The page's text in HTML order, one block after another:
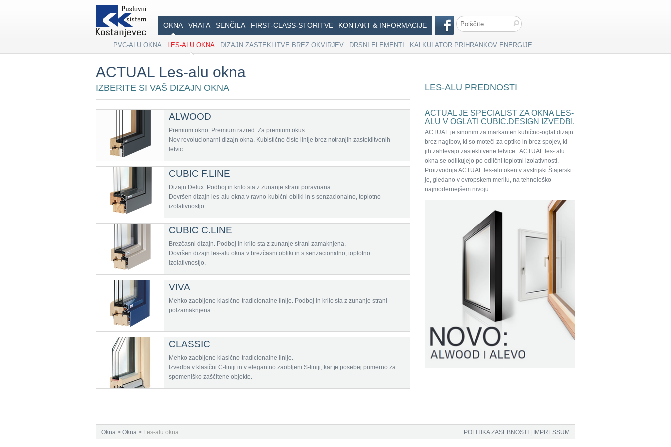
OKNA
KALKULATOR PRIHRANKOV ENERGIJE
DRSNI ELEMENTI
DIZAJN ZASTEKLITVE BREZ OKVIRJEV
LES-ALU OKNA
PVC-ALU OKNA
VRATA SENČILA FIRST-CLASS-STORITVE KONTAKT & INFORMACIJE
ACTUAL Les-alu okna
IZBERITE SI VAŠ DIZAJN OKNA
ALWOOD
Premium okno. Premium razred. Za premium okus.
Nov revolucionarni dizajn okna. Kubistično čiste linije brez notranjih zasteklitvenih
letvic.
CUBIC F.LINE
Dizajn Delux. Podboj in krilo sta z zunanje strani poravnana.
Dovršen dizajn les-alu okna v ravno-kubični obliki in s senzacionalno, toplotno
izolativnostjo.
CUBIC C.LINE
Brezčasni dizajn. Podboj in krilo sta z zunanje strani zamaknjena.
Dovršen dizajn les-alu okna v brezčasni obliki in s senzacionalno, toplotno
izolativnostjo.
VIVA
Mehko zaobljene klasično-tradicionalne linije. Podboj in krilo sta z zunanje strani
polzamaknjena.
CLASSIC
Mehko zaobljene klasično-tradicionalne linije.
Izvedba v klasični C-liniji in v elegantno zaobljeni S-liniji, kar je posebej primerno za
spomeniško zaščitene objekte.
LES-ALU PREDNOSTI
ACTUAL JE SPECIALIST ZA OKNA LES-
ALU V OGLATI CUBIC.DESIGN IZVEDBI.
ACTUAL je sinonim za markanten kubično-oglat dizajn
brez nagibov, ki so moteči za optiko in brez spojev, ki
jih zahtevajo zasteklitvene letvice. ACTUAL les- alu
okna se odlikujejo po odlični toplotni izolativnosti.
Proizvodnja ACTUAL les-alu oken v avstrijski Štajerski
je, gledano v evropskem merilu, na tehnološko
najmodernejšem nivoju.
POLITIKA ZASEBNOSTI | IMPRESSUM
Okna > Okna > Les-alu okna